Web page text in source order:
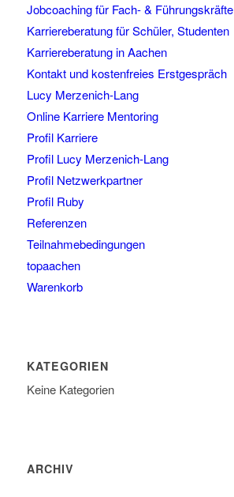
Jobcoaching für Fach- & Führungskräfte
Karriereberatung für Schüler, Studenten
Karriereberatung in Aachen
Kontakt und kostenfreies Erstgespräch
Lucy Merzenich-Lang
Online Karriere Mentoring
Profil Karriere
Profil Lucy Merzenich-Lang
Profil Netzwerkpartner
Profil Ruby
Referenzen
Teilnahmebedingungen
topaachen
Warenkorb
KATEGORIEN
Keine Kategorien
ARCHIV